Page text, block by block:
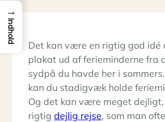
Det kan være en rigtig god idé
plakat ud af ferieminderne fra
sydpå du havde her i
kan du stadigvæk holde
Og det kan være meget
rigtig dejlig rejse, som man
→
Indhold